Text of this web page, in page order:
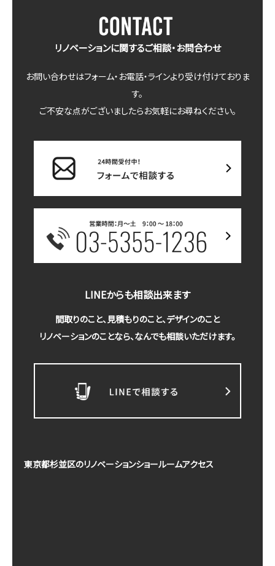
リノベーションに関するご相談・お問合わせ
お問い合わせはフォーム・お電話・ラインより受け付けておりま
す。
ご不安な点がございましたらお気軽にお尋ねください。
LINEからも相談出来ます
間取りのこと、見積もりのこと、デザインのこと
リノベーションのことなら、なんでも相談いただけます。
東京都杉並区のリノベーションショールームアクセス